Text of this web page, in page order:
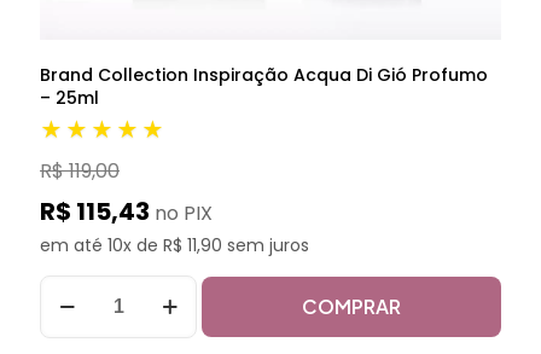
Brand Collection Inspiração Acqua Di Gió Profumo
– 25ml
★★★★★
R$ 119,00
R$ 115,43 no PIX
em até 10x de R$ 11,90 sem juros
COMPRAR